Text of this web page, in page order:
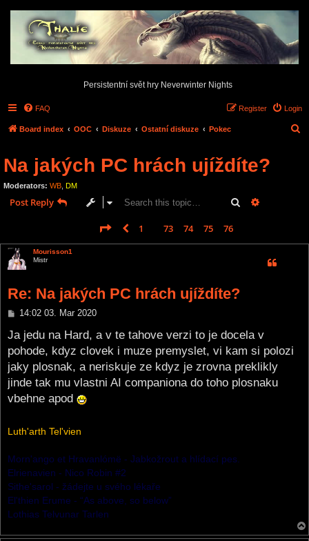
Persistentní svět hry Neverwinter Nights
FAQ Login
Register
Board index OOC Diskuze Ostatní diskuze Pokec
Na jakých PC hrách ujíždíte?
Moderators: WB DM
Post Reply Search
Page 77 77
Previous
1 73 74 75 76
Mourisson1
Mistr
Re: Na jakých PC hrách ujíždíte?
P
s
14:02 03. Mar 2020
Ja jedu na Hard, a v te tahove verzi to je docela v
pohode, kdyz clovek i muze premyslet, vi kam si polozi
jaky plosnak, a neriskuje ze kdyz je zrovna preklikly
jinde tak mu vlastni AI companiona do toho plosnaku
vbehne apod
Luth'arth Tel'vien
Morn'ango et Hravanlómë - Jabkožrout a hlídací pes.
Elrienavien - Nico Robin #2
Sithe'sarol - žádejte u svého lékaře
El'thien Erume - “As above, so below”
Lothias Telvunar Tarlen